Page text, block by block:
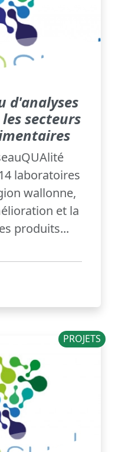
d'analyses
secteurs
laboratoires
wallonne,
et la
produits...
PROJETS